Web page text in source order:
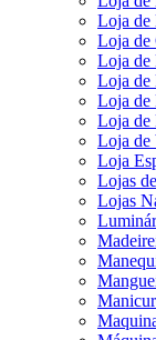
Loja de
Loja de
Loja de
Loja de
Loja de
Loja de
Loja de
Loja
Lojas
Lojas